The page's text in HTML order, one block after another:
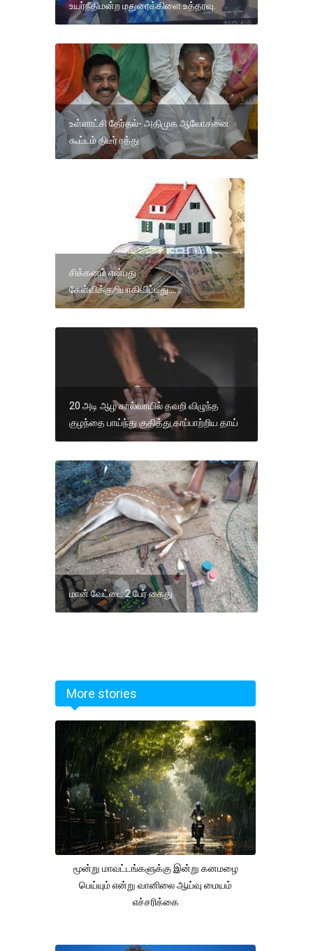
உயர்நீதிமன்ற மதுரைக்கிளை உத்தரவு.
உள்ளாட்சி தேர்தல்- அதிமுக ஆலோசனை
கூட்டம் திடீர் ரத்து
சிக்கனம் என்பது
கேள்விக்குறியாகிவிட்டது......
20 அடி ஆழ கால்வாயில் தவறி விழுந்த
குழந்தை பாய்ந்து குதித்து காப்பாற்றிய தாய்
மான் வேட்டை 2 பேர் கைது
More stories
மூன்று மாவட்டங்களுக்கு இன்று கனமழை
பெய்யும் என்று வானிலை ஆய்வு மையம்
எச்சரிக்கை